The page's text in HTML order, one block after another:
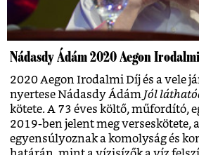
Nádasdy Ádám 2020 Aegon
2020 Aegon Irodalmi Díj és a vele
nyertese Nádasdy Ádám Jól
kötete. A 73 éves költő, műfordító,
2019-ben jelent meg verseskötete,
egyensúlyoznak a komolyság és